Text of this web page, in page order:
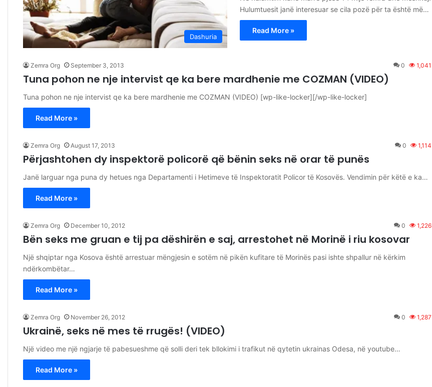
Dashuria
Hulumtuesit janë interesuar se cila pozë për ta është më…
Read More »
Zemra Org September 3, 2013 0 1,041
Tuna pohon ne nje intervist qe ka bere mardhenie me COZMAN (VIDEO)
Tuna pohon ne nje intervist qe ka bere mardhenie me COZMAN (VIDEO) [wp-like-locker][/wp-like-locker]
Read More »
Zemra Org August 17, 2013 0 1,114
Përjashtohen dy inspektorë policorë që bënin seks në orar të punës
Janë larguar nga puna dy hetues nga Departamenti i Hetimeve të Inspektoratit Policor të Kosovës. Vendimin për këtë e ka…
Read More »
Zemra Org December 10, 2012 0 1,226
Bën seks me gruan e tij pa dëshirën e saj, arrestohet në Morinë i riu kosovar
Një shqiptar nga Kosova është arrestuar mëngjesin e sotëm në pikën kufitare të Morinës pasi ishte shpallur në kërkim
ndërkombëtar…
Read More »
Zemra Org November 26, 2012 0 1,287
Ukrainë, seks në mes të rrugës! (VIDEO)
Një video me një ngjarje të pabesueshme që solli deri tek bllokimi i trafikut në qytetin ukrainas Odesa, në youtube…
Read More »